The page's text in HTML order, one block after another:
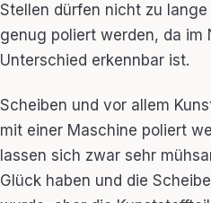
Stellen dürfen nicht zu
genug poliert werden, da im
Unterschied erkennbar ist.
Scheiben und vor allem
mit einer Maschine poliert
lassen sich zwar sehr
Glück haben und die